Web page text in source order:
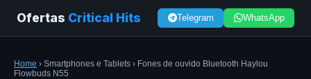
Ofertas Critical Hits Telegram WhatsApp
Home › Smartphones e Tablets › Fones de ouvido Bluetooth Haylou
Flowbuds N55